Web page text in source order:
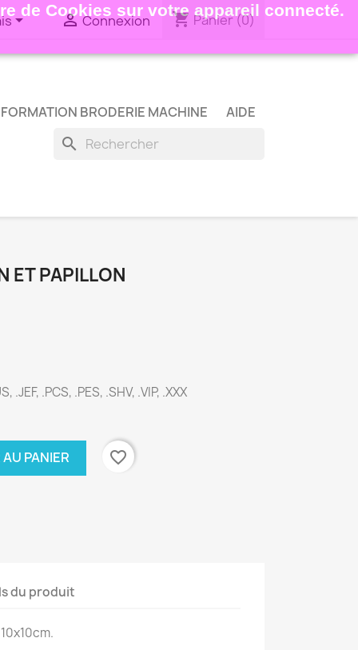
de Cookies sur votre appareil connecté.
 Connexion shopping_cart Panier(0)
FORMATION BRODERIE MACHINE AIDE
search
ET PAPILLON
.JEF, .PCS, .PES, .SHV, .VIP, .XXX
PANIER favorite_border
du produit